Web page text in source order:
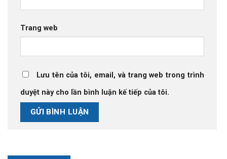
Trang web
Lưu tên của tôi, email, và trang web trong trình
duyệt này cho lần bình luận kế tiếp của tôi.